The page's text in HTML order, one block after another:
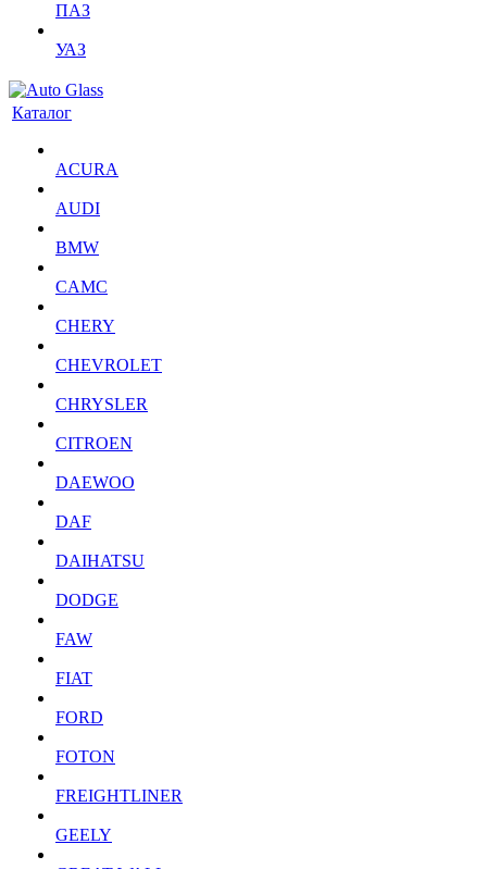
ПАЗ
УАЗ
Каталог
ACURA
AUDI
BMW
CAMC
CHERY
CHEVROLET
CHRYSLER
CITROEN
DAEWOO
DAF
DAIHATSU
DODGE
FAW
FIAT
FORD
FOTON
FREIGHTLINER
GEELY